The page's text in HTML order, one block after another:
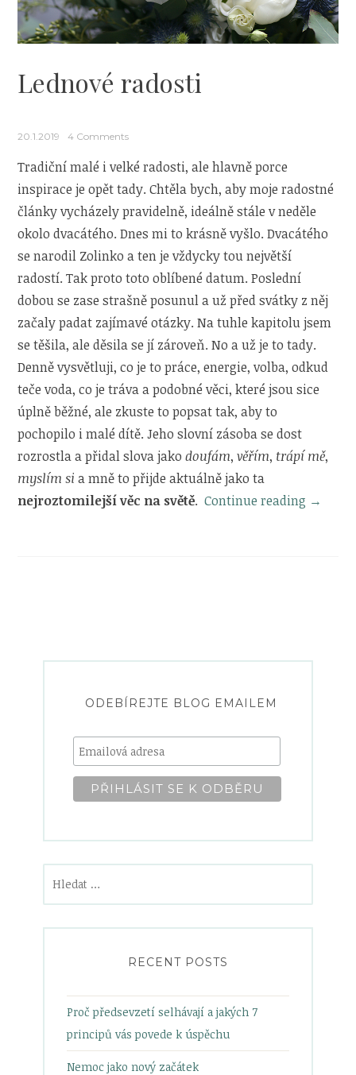
Lednové radosti
20.1.2019 4 Comments
Tradiční malé i velké radosti, ale hlavně porce
inspirace je opět tady. Chtěla bych, aby moje radostné
články vycházely pravidelně, ideálně stále v neděle
okolo dvacátého. Dnes mi to krásně vyšlo. Dvacátého
se narodil Zolinko a ten je vždycky tou největší
radostí. Tak proto toto oblíbené datum. Poslední
dobou se zase strašně posunul a už před svátky z něj
začaly padat zajímavé otázky. Na tuhle kapitolu jsem
se těšila, ale děsila se jí zároveň. No a už je to tady.
Denně vysvětluji, co je to práce, energie, volba, odkud
teče voda, co je tráva a podobné věci, které jsou sice
úplně běžné, ale zkuste to popsat tak, aby to
pochopilo i malé dítě. Jeho slovní zásoba se dost
rozrostla a přidal slova jakodoufám,věřím,trápí mě,
myslím si a mně to přijde aktuálně jako ta
nejroztomilejší věc na světě.Continue reading →
ODEBÍREJTE BLOG EMAILEM
RECENT POSTS
Proč předsevzetí selhávají a jakých 7
principů vás povede k úspěchu
Nemoc jako nový začátek